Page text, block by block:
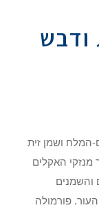
ודבש
המלח ושמן זית
מנזקי האקלים
והשמנים
פורמולה